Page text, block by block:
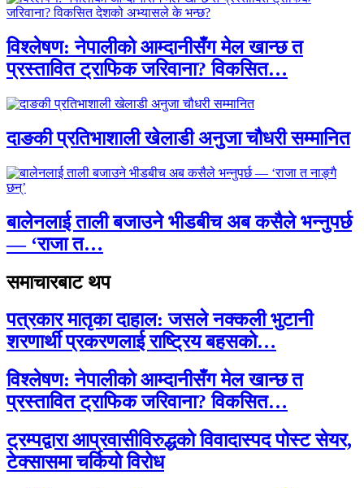
विश्लेषण: नेपालीको आम्दानीसँग मेल खान्छ त
प्रस्तावित ट्राफिक जरिवाना? विकसित…
दाङकी प्रतिभाशाली खेलाडी अनुजा चौधरी सम्मानित
बालेनलाई ताली बजाउने भीडबीच अब कसैले भन्नुपर्छ
— ‘राजा त…
समाचारबाट थप
पत्रकार मातृका दाहाल: जसले नक्कली भुटानी
शरणार्थी प्रकरणलाई राष्ट्रिय बहसको…
विश्लेषण: नेपालीको आम्दानीसँग मेल खान्छ त
प्रस्तावित ट्राफिक जरिवाना? विकसित…
ट्रम्पद्वारा आप्रवासीविरुद्धको विवादास्पद पोस्ट सेयर,
टेक्सासमा चर्कियो विरोध